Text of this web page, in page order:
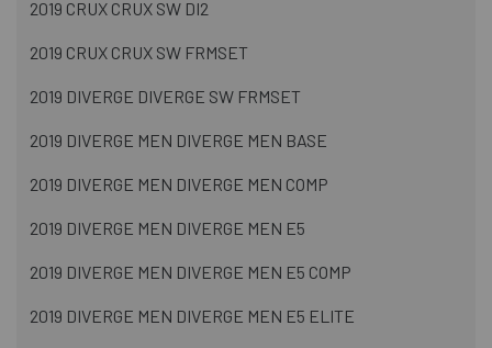
2019 CRUX CRUX SW DI2
2019 CRUX CRUX SW FRMSET
2019 DIVERGE DIVERGE SW FRMSET
2019 DIVERGE MEN DIVERGE MEN BASE
2019 DIVERGE MEN DIVERGE MEN COMP
2019 DIVERGE MEN DIVERGE MEN E5
2019 DIVERGE MEN DIVERGE MEN E5 COMP
2019 DIVERGE MEN DIVERGE MEN E5 ELITE